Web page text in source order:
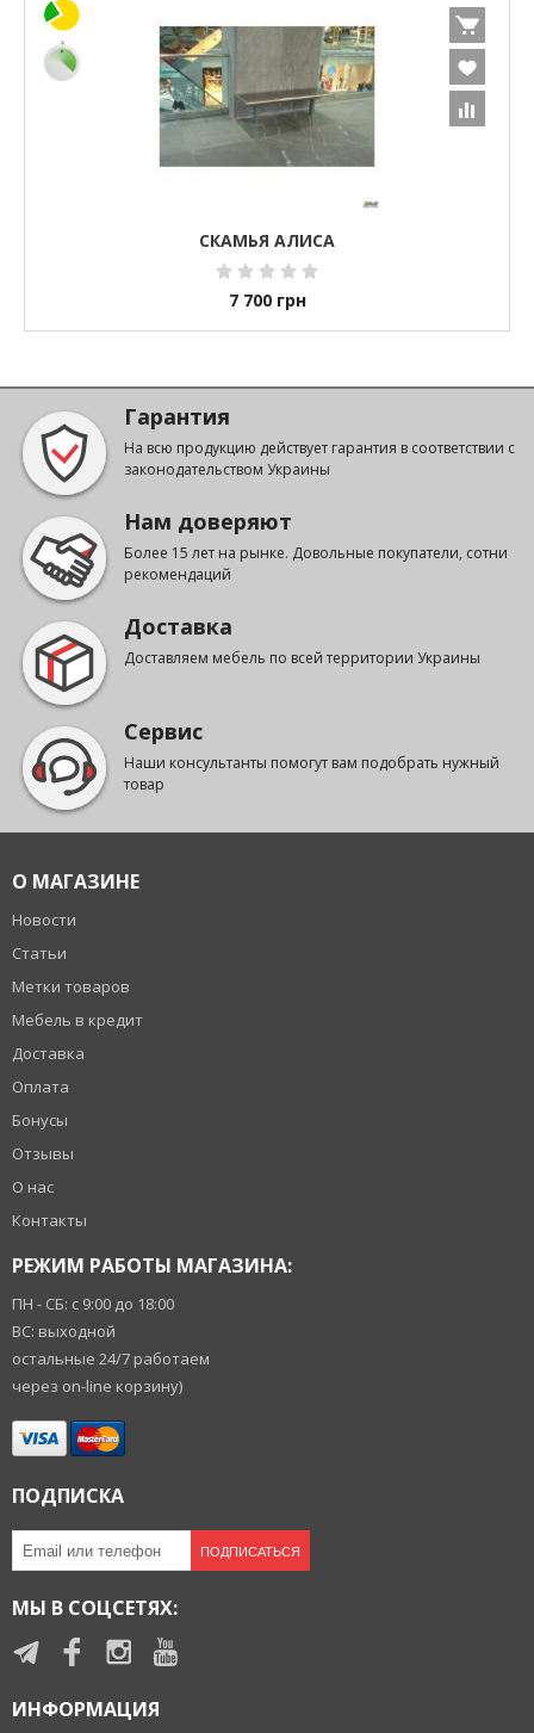
СКАМЬЯ АЛИСА
7 700 грн
Гарантия
На всю продукцию действует гарантия в соответствии с
законодательством Украины
Нам доверяют
Более 15 лет на рынке. Довольные покупатели, сотни
рекомендаций
Доставка
Доставляем мебель по всей территории Украины
Сервис
Наши консультанты помогут вам подобрать нужный
товар
О МАГАЗИНЕ
Новости
Статьи
Метки товаров
Мебель в кредит
Доставка
Оплата
Бонусы
Отзывы
О нас
Контакты
РЕЖИМ РАБОТЫ МАГАЗИНА:
ПН - СБ: с 9:00 до 18:00
ВС: выходной
остальные 24/7 работаем
через on-line корзину)
ПОДПИСКА
ПОДПИСАТЬСЯ
МЫ В СОЦСЕТЯХ:
ИНФОРМАЦИЯ